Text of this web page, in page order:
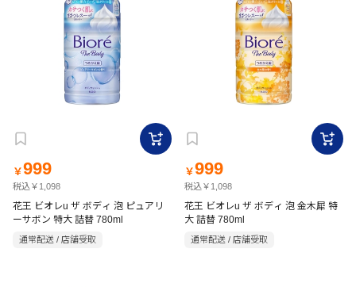
￥999
税込￥1,098
花王 ビオレu ザ ボディ 泡 ピュアリ
ーサボン 特大 詰替 780ml
通常配送 / 店舗受取
￥999
税込￥1,098
花王 ビオレu ザ ボディ 泡 金木犀 特
大 詰替 780ml
通常配送 / 店舗受取